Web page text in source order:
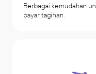
Berbagai kemudahan
bayar tagihan.